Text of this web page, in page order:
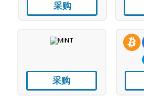
采购
采购